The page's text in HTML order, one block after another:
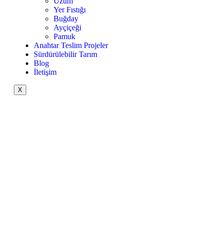
Yer Fıstığı
Buğday
Ayçiçeği
Pamuk
Anahtar Teslim Projeler
Sürdürülebilir Tarım
Blog
İletişim
X